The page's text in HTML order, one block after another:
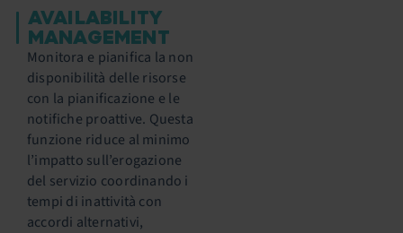
AVAILABILITY
MANAGEMENT
Monitora e pianifica la non
disponibilità delle risorse
con la pianificazione e le
notifiche proattive. Questa
funzione riduce al minimo
l’impatto sull’erogazione
del servizio coordinando i
tempi di inattività con
accordi alternativi,